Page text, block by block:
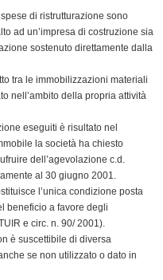
di ristrutturazione sono
ad un’impresa di costruzione sia
sostenuto direttamente dalla
tra le immobilizzazioni materiali
nell’ambito della propria attività
eseguiti è risultato nel
la società ha chiesto
dell’agevolazione c.d.
al 30 giugno 2001.
l’unica condizione posta
beneficio a favore degli
e circ. n. 90/ 2001).
è suscettibile di diversa
se non utilizzato o dato in